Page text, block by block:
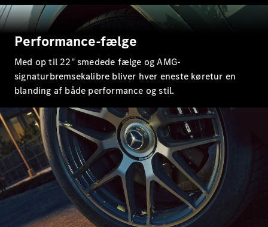
Alle
CLA
Shooting
Brake
Elektrisk
Shooting
Brake
C-Klasse
Stationcar
E-Klasse
Stationcar
E-Klasse
All-Terrain
Performance-fælge
Med op til 22" smedede fælge og AMG-
signaturbremsekalibre bliver hver eneste køretur en
blanding af både performance og stil.